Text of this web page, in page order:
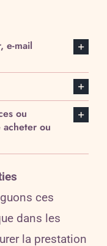
e-mail
ou
ou
ces
dans les
la prestation